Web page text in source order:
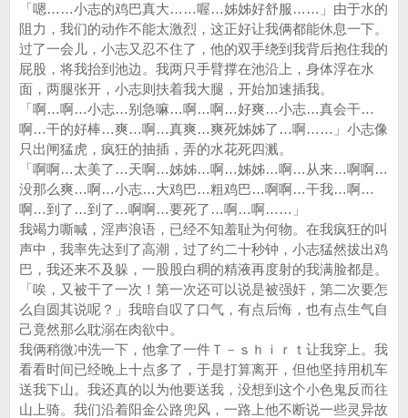
「嗯……小志的鸡巴真大……喔…姊姊好舒服……」由于水的
阻力，我们的动作不能太激烈，这正好让我俩都能休息一下。
过了一会儿，小志又忍不住了，他的双手绕到我背后抱住我的
屁股，将我抬到池边。我两只手臂撑在池沿上，身体浮在水
面，两腿张开，小志则扶着我大腿，开始加速插我。
「啊…啊…小志…别急嘛…啊…啊…好爽…小志…真会干…
啊…干的好棒…爽…啊…真爽…爽死姊姊了…啊……」小志像
只出闸猛虎，疯狂的抽插，弄的水花死四溅。
「啊啊…太美了…天啊…姊姊…啊…姊姊…啊…从来…啊啊…
没那么爽…啊…小志…大鸡巴…粗鸡巴…啊啊…干我…啊…
啊…到了…到了…啊啊…要死了…啊…啊……」
我竭力嘶喊，淫声浪语，已经不知羞耻为何物。在我疯狂的叫
声中，我率先达到了高潮，过了约二十秒钟，小志猛然拔出鸡
巴，我还来不及躲，一股股白稠的精液再度射的我满脸都是。
「唉，又被干了一次！第一次还可以说是被强奸，第二次要怎
么自圆其说呢？」我暗自叹了口气，有点后悔，也有点生气自
己竟然那么耽溺在肉欲中。
我俩稍微冲洗一下，他拿了一件Ｔ－ｓｈｉｒｔ让我穿上。我
看看时间已经晚上十点多了，于是打算离开，但他坚持用机车
送我下山。我还真的以为他要送我，没想到这个小色鬼反而往
山上骑。我们沿着阳金公路兜风，一路上他不断说一些灵异故